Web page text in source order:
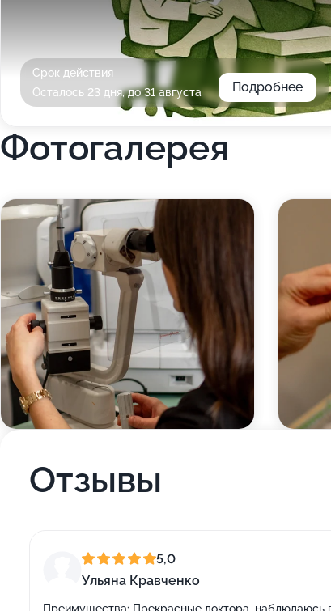
Срок действия
Осталось 23 дня, до 31 августа
Подробнее
Фотогалерея
Отзывы
5,0
Ульяна Кравченко